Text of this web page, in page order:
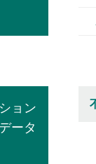
ョン
データ